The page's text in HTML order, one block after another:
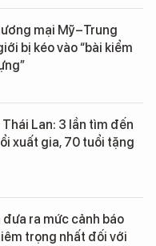
mại Mỹ–Trung
bị kéo vào “bài kiểm
Thái Lan: 3 lần tìm đến
xuất gia, 70 tuổi tặng
đưa ra mức cảnh báo
trọng nhất đối với